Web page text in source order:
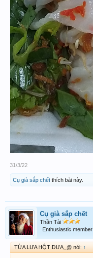
31/3/22
Cụ già sắp chết thích bài này.
Cụ già sắp chết
Thần Tài
Enthusiastic member
TỪA LƯA HỘT DƯA_@ nói: ↑